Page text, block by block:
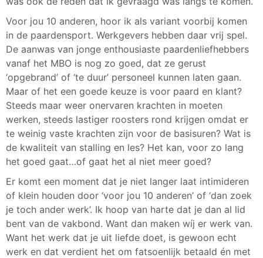
Voor jou 10 anderen, hoor ik als variant voorbij komen
in de paardensport. Werkgevers hebben daar vrij spel.
De aanwas van jonge enthousiaste paardenliefhebbers
vanaf het MBO is nog zo goed, dat ze gerust
‘opgebrand’ of ‘te duur’ personeel kunnen laten gaan.
Maar of het een goede keuze is voor paard en klant?
Steeds maar weer onervaren krachten in moeten
werken, steeds lastiger roosters rond krijgen omdat er
te weinig vaste krachten zijn voor de basisuren? Wat is
de kwaliteit van stalling en les? Het kan, voor zo lang
het goed gaat…of gaat het al niet meer goed?
Er komt een moment dat je niet langer laat intimideren
of klein houden door ‘voor jou 10 anderen’ of ‘dan zoek
je toch ander werk’. Ik hoop van harte dat je dan al lid
bent van de vakbond. Want dan maken wíj er werk van.
Want het werk dat je uit liefde doet, is gewoon echt
werk en dat verdient het om fatsoenlijk betaald én met